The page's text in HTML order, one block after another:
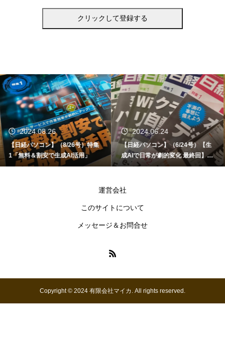
2024.06.24
【日経パソコン】（6/24号）【生
成AIで日常が劇的変化 最終回】 A
I時代のアプリケーション／サービ
2024.06.12
【書籍】ゼロからはじめる なるほ
ど！Copilot活用術（技術評論社）
運営会社
このサイトについて
メッセージ＆お問合せ
Copyright © 2024 有限会社マイカ. All rights reserved.